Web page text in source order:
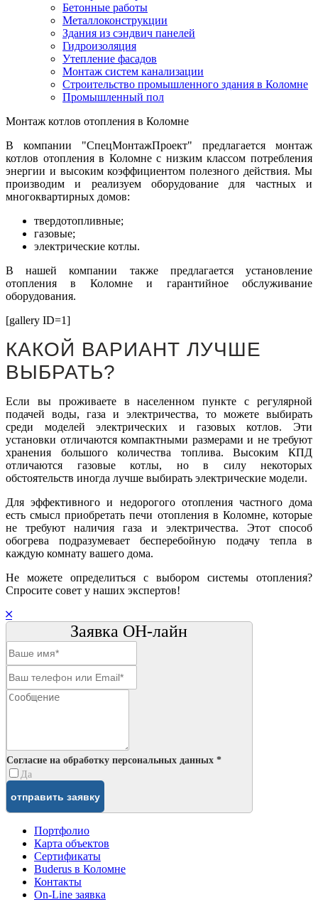
Бетонные работы
Металлоконструкции
Здания из сэндвич панелей
Гидроизоляция
Утепление фасадов
Монтаж систем канализации
Строительство промышленного здания в Коломне
Промышленный пол
Монтаж котлов отопления в Коломне
В компании "СпецМонтажПроект" предлагается монтаж
котлов отопления в Коломне с низким классом потребления
энергии и высоким коэффициентом полезного действия. Мы
производим и реализуем оборудование для частных и
многоквартирных домов:
твердотопливные;
газовые;
электрические котлы.
В нашей компании также предлагается установление
отопления в Коломне и гарантийное обслуживание
оборудования.
[gallery ID=1]
КАКОЙ ВАРИАНТ ЛУЧШЕ
ВЫБРАТЬ?
Если вы проживаете в населенном пункте с регулярной
подачей воды, газа и электричества, то можете выбирать
среди моделей электрических и газовых котлов. Эти
установки отличаются компактными размерами и не требуют
хранения большого количества топлива. Высоким КПД
отличаются газовые котлы, но в силу некоторых
обстоятельств иногда лучше выбирать электрические модели.
Для эффективного и недорогого отопления частного дома
есть смысл приобретать печи отопления в Коломне, которые
не требуют наличия газа и электричества. Этот способ
обогрева подразумевает бесперебойную подачу тепла в
каждую комнату вашего дома.
Не можете определиться с выбором системы отопления?
Спросите совет у наших экспертов!
Заявка ОН-лайн
Согласие на обработку персональных данных *
Да
Портфолио
Карта объектов
Сертификаты
Buderus в Коломне
Контакты
On-Line заявка